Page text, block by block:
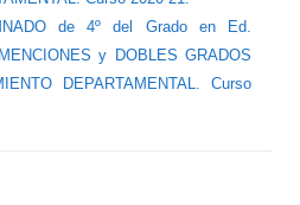
de 4º del Grado en Ed.
y DOBLES GRADOS
DEPARTAMENTAL. Curso